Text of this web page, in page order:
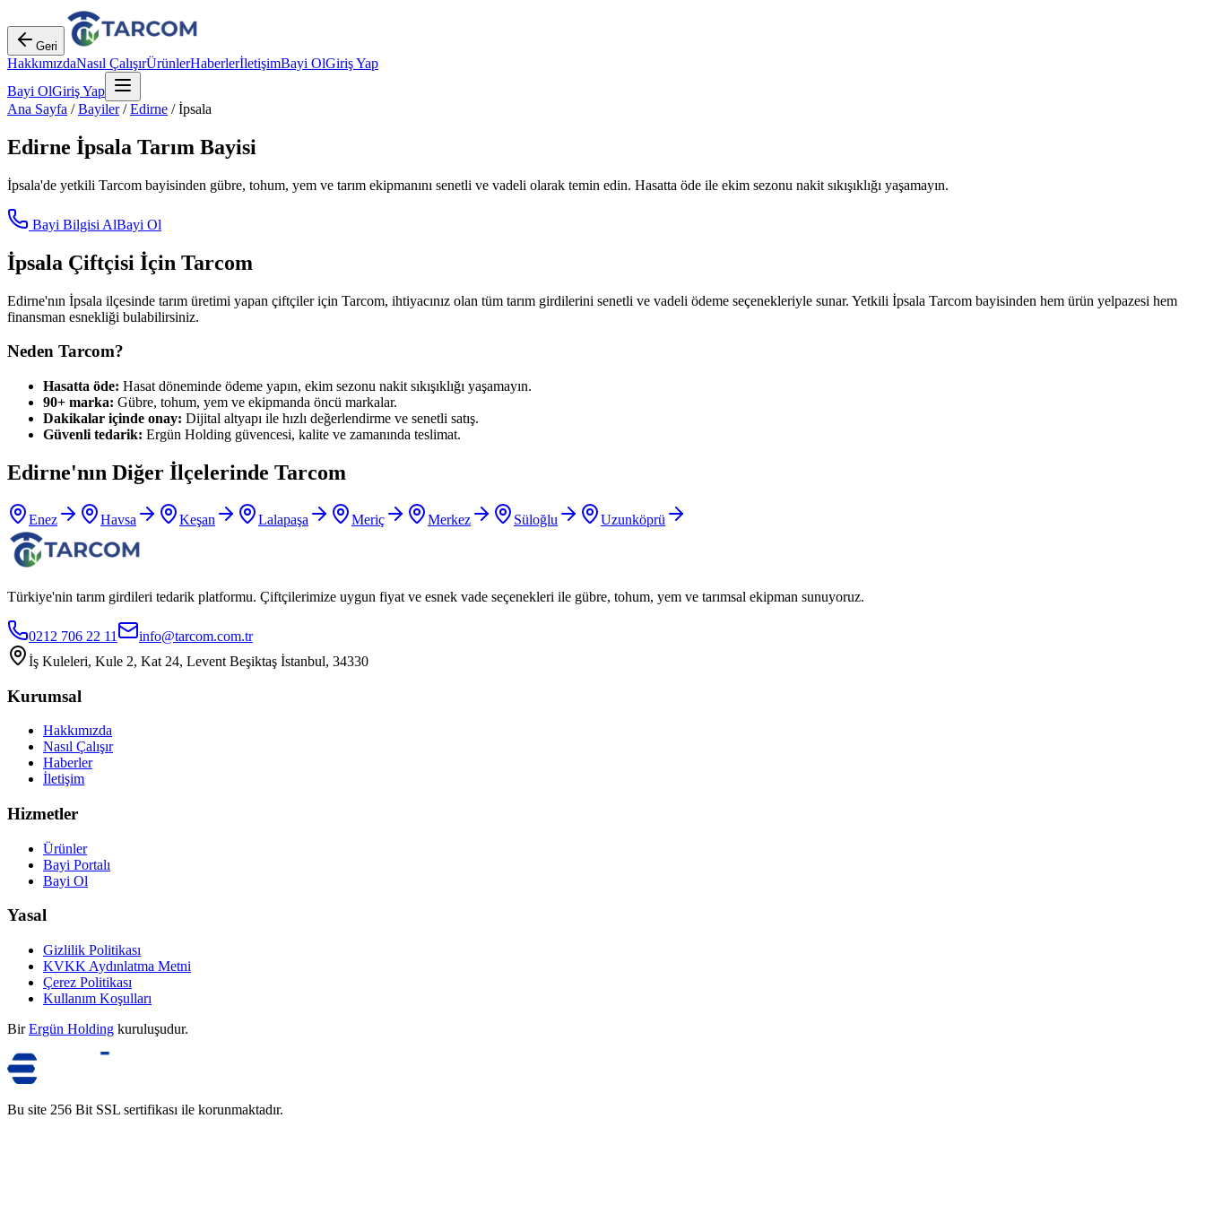
Geri
HakkımızdaNasıl ÇalışırÜrünlerHaberlerİletişimBayi OlGiriş Yap
Bayi OlGiriş Yap
Ana Sayfa /Bayiler/Edirne /İpsala
Edirne İpsala Tarım Bayisi
İpsala'de yetkili Tarcom bayisinden gübre, tohum, yem ve tarım ekipmanını senetli ve vadeli olarak temin edin. Hasatta öde ile ekim sezonu nakit sıkışıklığı yaşamayın.
Bayi Bilgisi AlBayi Ol
İpsala Çiftçisi İçin Tarcom
Edirne'nın İpsala ilçesinde tarım üretimi yapan çiftçiler için Tarcom, ihtiyacınız olan tüm tarım girdilerini senetli ve vadeli ödeme seçenekleriyle sunar. Yetkili İpsala Tarcom bayisinden hem ürün yelpazesi hem
finansman esnekliği bulabilirsiniz.
Neden Tarcom?
Hasatta öde: Hasat döneminde ödeme yapın, ekim sezonu nakit sıkışıklığı yaşamayın.
90+ marka: Gübre, tohum, yem ve ekipmanda öncü markalar.
Dakikalar içinde onay: Dijital altyapı ile hızlı değerlendirme ve senetli satış.
Güvenli tedarik: Ergün Holding güvencesi, kalite ve zamanında teslimat.
Edirne'nın Diğer İlçelerinde Tarcom
Enez Havsa Keşan Lalapaşa Meriç Merkez Süloğlu Uzunköprü
Türkiye'nin tarım girdileri tedarik platformu. Çiftçilerimize uygun fiyat ve esnek vade seçenekleri ile gübre, tohum, yem ve tarımsal ekipman sunuyoruz.
0212 706 22 11
info@tarcom.com.tr
İş Kuleleri, Kule 2, Kat 24, Levent Beşiktaş İstanbul, 34330
Kurumsal
Hakkımızda
Nasıl Çalışır
Haberler
İletişim
Hizmetler
Ürünler
Bayi Portalı
Bayi Ol
Yasal
Gizlilik Politikası
KVKK Aydınlatma Metni
Çerez Politikası
Kullanım Koşulları
Bir Ergün Holding kuruluşudur.
Bu site 256 Bit SSL sertifikası ile korunmaktadır.